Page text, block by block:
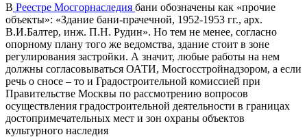
В Реестре Мосгорнаследия бани обозначены как «прочие
объекты»: «Здание бани-прачечной, 1952-1953 гг., арх.
В.И.Балтер, инж. П.Н. Рудин». Но тем не менее, согласно
опорному плану того же ведомства, здание стоит в зоне
регулирования застройки. А значит, любые работы на нем
должны согласовываться ОАТИ, Мосгосстройнадзором, а если
речь о сносе – то и Градостроительной комиссией при
Правительстве Москвы по рассмотрению вопросов
осуществления градостроительной деятельности в границах
достопримечательных мест и зон охраны объектов
культурного наследия